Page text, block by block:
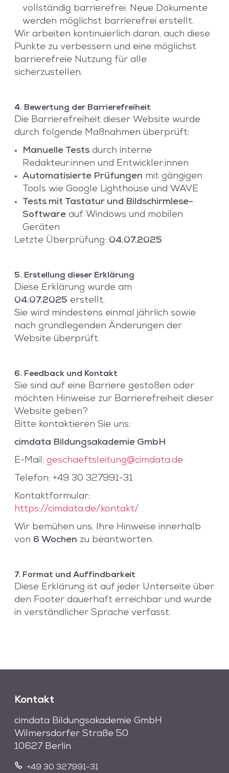
vollständig barrierefrei. Neue Dokumente
werden möglichst barrierefrei erstellt.
Wir arbeiten kontinuierlich daran, auch diese
Punkte zu verbessern und eine möglichst
barrierefreie Nutzung für alle
sicherzustellen.
4. Bewertung der Barrierefreiheit
Die Barrierefreiheit dieser Website wurde
durch folgende Maßnahmen überprüft:
Manuelle Tests durch interne
Redakteur:innen und Entwickler:innen
Automatisierte Prüfungen mit gängigen
Tools wie Google Lighthouse und WAVE
Tests mit Tastatur und Bildschirmlese-
Software auf Windows und mobilen
Geräten
Letzte Überprüfung: 04.07.2025
5. Erstellung dieser Erklärung
Diese Erklärung wurde am
04.07.2025 erstellt.
Sie wird mindestens einmal jährlich sowie
nach grundlegenden Änderungen der
Website überprüft.
6. Feedback und Kontakt
Sie sind auf eine Barriere gestoßen oder
möchten Hinweise zur Barrierefreiheit dieser
Website geben?
Bitte kontaktieren Sie uns:
cimdata Bildungsakademie GmbH
E-Mail: geschaeftsleitung@cimdata.de
Telefon: +49 30 327991-31
Kontaktformular:
https://cimdata.de/kontakt/
Wir bemühen uns, Ihre Hinweise innerhalb
von 6 Wochen zu beantworten.
7. Format und Auffindbarkeit
Diese Erklärung ist auf jeder Unterseite über
den Footer dauerhaft erreichbar und wurde
in verständlicher Sprache verfasst.
Kontakt
cimdata Bildungsakademie GmbH
Wilmersdorfer Straße 50
10627 Berlin
+49 30 327991-31